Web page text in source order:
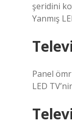
şeridini
Yanmış
Panel
LED